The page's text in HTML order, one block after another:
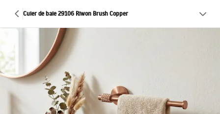
Cuier de baie 29106 Riwon Brush Copper